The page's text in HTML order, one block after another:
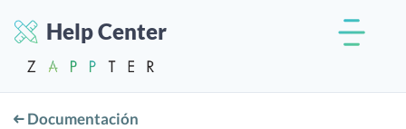
Help Center
Documentación